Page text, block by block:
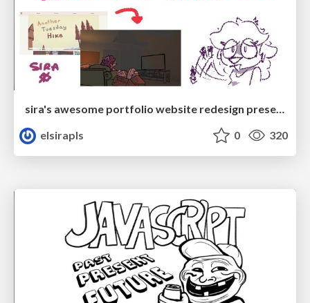
sira's awesome portfolio website redesign presentation
elsirapls
0 320